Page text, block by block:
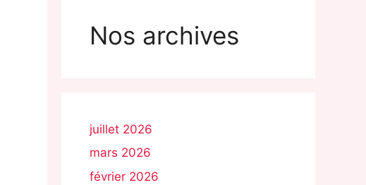
Nos archives
juillet 2026
mars 2026
février 2026